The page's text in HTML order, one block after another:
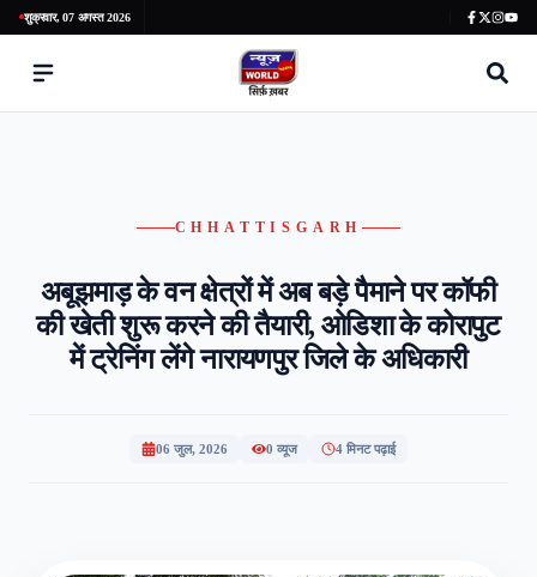
शुक्रवार, 07 अगस्त 2026
CHHATTISGARH
अबूझमाड़ के वन क्षेत्रों में अब बड़े पैमाने पर कॉफी
की खेती शुरू करने की तैयारी, ​ओडिशा के कोरापुट
में ट्रेनिंग लेंगे नारायणपुर जिले के अधिकारी
06 जुल, 2026 0 व्यूज 4 मिनट पढ़ाई